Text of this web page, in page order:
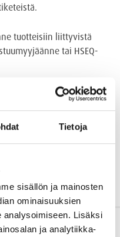
Tietoja
sisällön ja mainosten
ominaisuuksien
analysoimiseen. Lisäksi
ja analytiikka-
tuotteisiin liittyvistä
tai HSEQ-